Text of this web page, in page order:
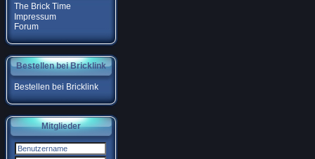
The Brick Time
Impressum
Forum
Bestellen bei Bricklink
Bestellen bei Bricklink
Mitglieder